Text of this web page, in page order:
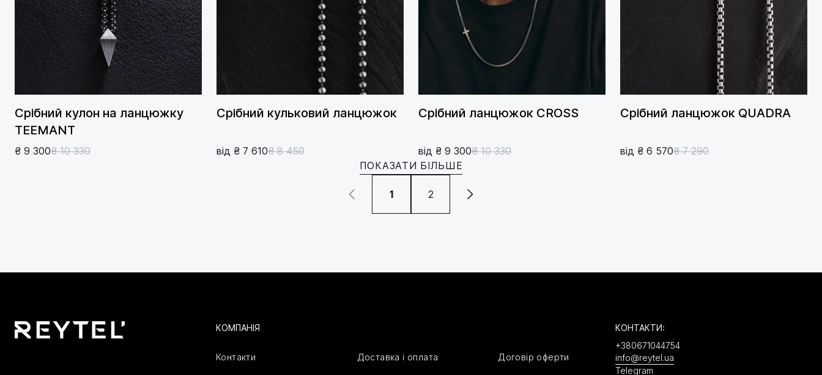
Срібний кулон на ланцюжку
TEEMANT
₴ 9 300₴ 10 330
Срібний кульковий ланцюжок
від ₴ 7 610₴ 8 450
Срібний ланцюжок CROSS
від ₴ 9 300₴ 10 330
Срібний ланцюжок QUADRA
від ₴ 6 570₴ 7 290
ПОКАЗАТИ БІЛЬШЕ
1 2
КОМПАНІЯ
Контакти Доставка і оплата Договір оферти
КОНТАКТИ:
+380671044754
info@reytel.ua
Telegram